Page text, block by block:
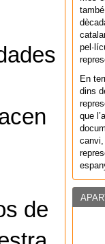
de
En
dins
que
canvi,